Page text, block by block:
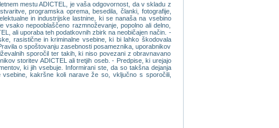
mestu ADICTEL, je vaša odgovornost, da v skladu z
programska oprema, besedila, članki, fotografije,
in industrijske lastnine, ki se nanaša na vsebino
nepooblaščeno razmnoževanje, popolno ali delno,
ali uporaba teh podatkovnih zbirk na neobičajen način. -
rasistične in kriminalne vsebine, ki bi lahko škodovala
o spoštovanju zasebnosti posameznika, uporabnikov
sporočil ter takih, ki niso povezani z obravnavano
storitev ADICTEL ali tretjih oseb. - Predpise, ki urejajo
ki jih vsebuje. Informirani ste, da so takšna dejanja
kakršne koli narave že so, vključno s sporočili,